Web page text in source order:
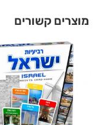
מוצרים קשורים